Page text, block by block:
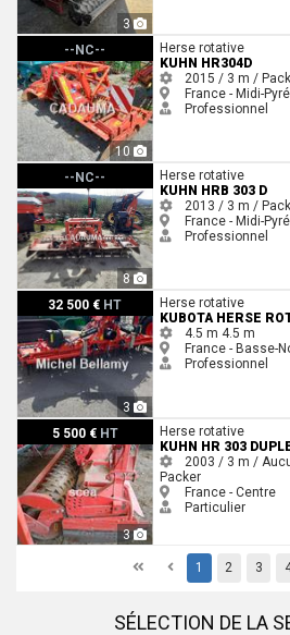
3
--NC--
10
Kuhn HR304D
Herse rotative
KUHN HR304D
2015 / 3 m /
France - Midi-
Professionnel
--NC--
8
Kuhn HRB 303 D
Herse rotative
KUHN HRB 303 D
2013 / 3 m /
France - Midi-
Professionnel
32 500 € HT
3
Kubota Herse rotative PH2450F Kubota
Herse rotative
KUBOTA HERSE
4.5 m 4.5 m
France - Basse-
Professionnel
5 500 € HT
3
Kuhn HR 303 duplex
Herse rotative
KUHN HR 303
2003 / 3 m /
Packer
France - Centre
Particulier
FirstPrevious
1 2 3
SÉLECTION DE LA